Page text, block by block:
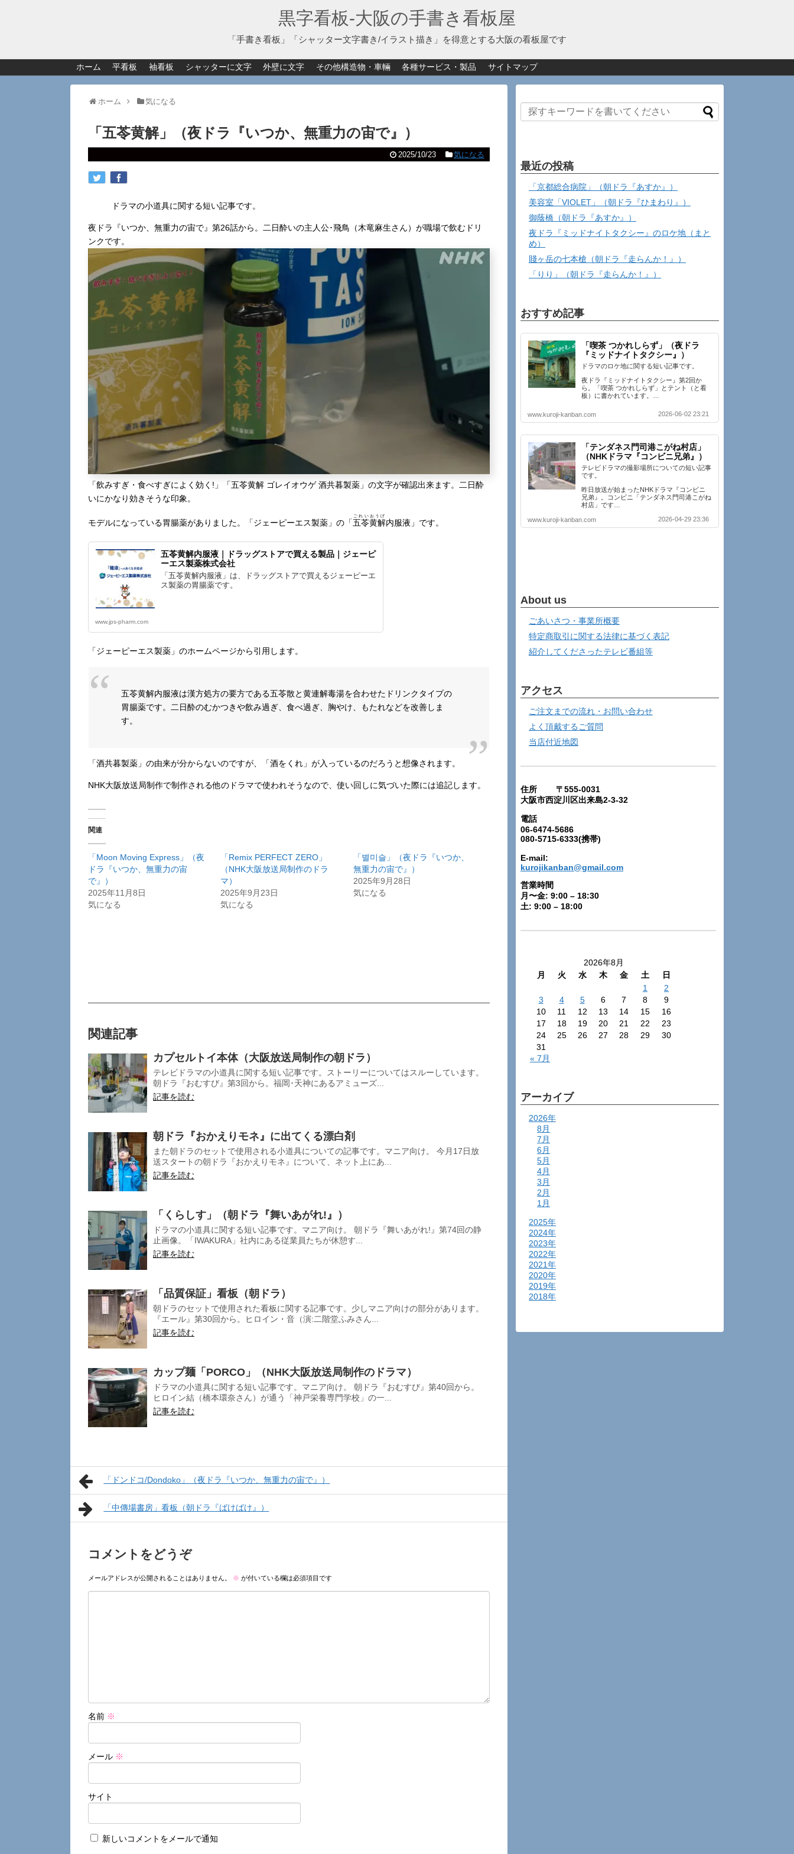
黒字看板‐大阪の手書き看板屋
「手書き看板」「シャッター文字書き/イラスト描き」を得意とする大阪の看板屋です
ホーム 平看板 袖看板 シャッターに文字 外壁に文字 その他構造物・車輛 各種サービス・製品 サイトマップ
ホーム 気になる
「五苓黄解」（夜ドラ『いつか、無重力の宙で』）
2025/10/23 気になる
ドラマの小道具に関する短い記事です。
夜ドラ『いつか、無重力の宙で』第26話から。二日酔いの主人公･飛鳥（木竜麻生さん）が職場で飲むドリ
ンクです。
「飲みすぎ・食べすぎによく効く!」「五苓黄解 ゴレイオウゲ 酒共暮製薬」の文字が確認出来ます。二日酔
いにかなり効きそうな印象。
モデルになっている胃腸薬がありました。「ジェーピーエス製薬」の「五苓黄解
ごれいおうげ
内服液」です。
五苓黄解内服液｜ドラッグストアで買える製品｜ジェーピ
ーエス製薬株式会社
「五苓黄解内服液」は、ドラッグストアで買えるジェーピーエ
ス製薬の胃腸薬です。
www.jps-pharm.com
「ジェーピーエス製薬」のホームページから引用します。
五苓黄解内服液は漢方処方の要方である五苓散と黄連解毒湯を合わせたドリンクタイプの
胃腸薬です。二日酔のむかつきや飲み過ぎ、食べ過ぎ、胸やけ、もたれなどを改善しま
す。
「酒共暮製薬」の由来が分からないのですが、「酒をくれ」が入っているのだろうと想像されます。
NHK大阪放送局制作で制作される他のドラマで使われそうなので、使い回しに気づいた際には追記します。
関連
「Moon Moving Express」（夜
ドラ『いつか、無重力の宙
で』）
2025年11月8日
気になる
「Remix PERFECT ZERO」
（NHK大阪放送局制作のドラ
マ）
2025年9月23日
気になる
「별미슬」（夜ドラ『いつか、
無重力の宙で』）
2025年9月28日
気になる
関連記事
カプセルトイ本体（大阪放送局制作の朝ドラ）
テレビドラマの小道具に関する短い記事です。ストーリーについてはスルーしています。
朝ドラ『おむすび』第3回から。福岡･天神にあるアミューズ...
記事を読む
朝ドラ『おかえりモネ』に出てくる漂白剤
また朝ドラのセットで使用される小道具についての記事です。マニア向け。 今月17日放
送スタートの朝ドラ『おかえりモネ』について、ネット上にあ...
記事を読む
「くらしす」（朝ドラ『舞いあがれ!』）
ドラマの小道具に関する短い記事です。マニア向け。 朝ドラ『舞いあがれ!』第74回の静
止画像。「IWAKURA」社内にある従業員たちが休憩す...
記事を読む
「品質保証」看板（朝ドラ）
朝ドラのセットで使用された看板に関する記事です。少しマニア向けの部分があります。
『エール』第30回から。ヒロイン・音（演:二階堂ふみさん...
記事を読む
カップ麺「PORCO」（NHK大阪放送局制作のドラマ）
ドラマの小道具に関する短い記事です。マニア向け。 朝ドラ『おむすび』第40回から。
ヒロイン結（橋本環奈さん）が通う「神戸栄養専門学校」の一...
記事を読む
「ドンドコ/Dondoko」（夜ドラ『いつか、無重力の宙で』）
「中傳場書房」看板（朝ドラ『ばけばけ』）
コメントをどうぞ
メールアドレスが公開されることはありません。 ※ が付いている欄は必須項目です
名前 ※
メール ※
サイト
新しいコメントをメールで通知
最近の投稿
「京都総合病院」（朝ドラ『あすか』）
美容室「VIOLET」（朝ドラ『ひまわり』）
御蔭橋（朝ドラ『あすか』）
夜ドラ『ミッドナイトタクシー』のロケ地（まと
め）
賤ヶ岳の七本槍（朝ドラ『走らんか！』）
「りり」（朝ドラ『走らんか！』）
おすすめ記事
「喫茶 つかれしらず」（夜ドラ
『ミッドナイトタクシー』）
ドラマのロケ地に関する短い記事です。
夜ドラ『ミッドナイトタクシー』第2回か
ら。「喫茶 つかれしらず」とテント（と看
板）に書かれています。…
www.kuroji-kanban.com 2026-06-02 23:21
「テンダネス門司港こがね村店」
（NHKドラマ『コンビニ兄弟』）
テレビドラマの撮影場所についての短い記事
です。
昨日放送が始まったNHKドラマ『コンビニ
兄弟』。コンビニ「テンダネス門司港こがね
村店」です…
www.kuroji-kanban.com 2026-04-29 23:36
About us
ごあいさつ・事業所概要
特定商取引に関する法律に基づく表記
紹介してくださったテレビ番組等
アクセス
ご注文までの流れ・お問い合わせ
よく頂戴するご質問
当店付近地図
住所 〒555-0031
大阪市西淀川区出来島2-3-32
電話
06-6474-5686
080-5715-6333(携帯)
E-mail:
kurojikanban@gmail.com
営業時間
月〜金: 9:00 – 18:30
土: 9:00 – 18:00
2026年8月
月
火 水 木 金 土
日
1
2
3
4 5 6 7 8
9
10
11 12 13 14 15
16
17
18 19 20 21 22
23
24
25 26 27 28 29
30
31
« 7月
アーカイブ
2026年
8月
7月
6月
5月
4月
3月
2月
1月
2025年
2024年
2023年
2022年
2021年
2020年
2019年
2018年